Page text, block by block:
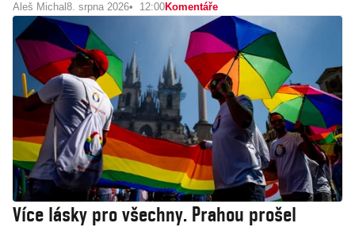
Aleš Michal 8. srpna 2026 12:00Komentáře
Více lásky pro všechny. Prahou prošel